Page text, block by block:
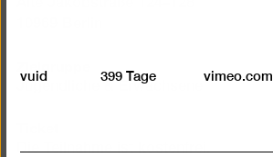
Zielgruppe
Jugendliche & Erwachsene
Die Teilnahme ist kostenfrei.
vuid 399 Tage vimeo.com